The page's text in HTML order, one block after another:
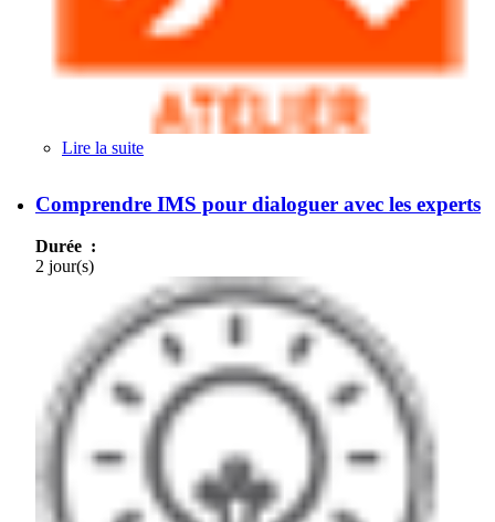
Lire la suite
Comprendre IMS pour dialoguer avec les experts
Durée :
2 jour(s)